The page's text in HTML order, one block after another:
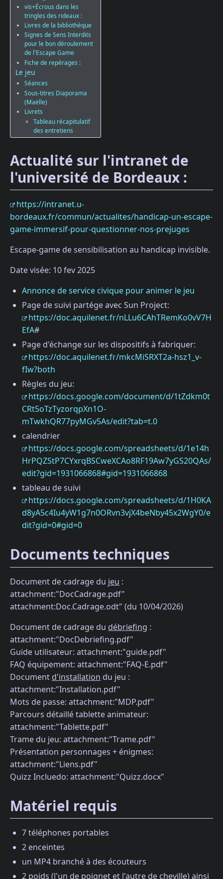
vis+Écrous dans les
tringles des rideaux :
Livres de la bibliothèque
Signes de Sens Interdits
pour le bon déroulement
de l'Escape Game
Fiche de repérages :
Le jeu
Séances
Sous-titres Diaporama
(Maëlle)
Livrets
Tableau récapitulatif
des entretiens
Actualité sur l'intranet de
l'université de Bordeaux :
https://intranet.u-
bordeaux.fr/commun/actualites/handicap-un-escape-
game-immersif-pour-questionner-nos-prejuges
Escape-game de sensibilisation au handicap invisible.
Date visée: 10 fev 2025
Annonce de service civique pour animer le jeu
Page de suivi partége avec Sun Project:
https://doc.aquilenet.fr/nLLu6CAhTRemKo0vV7H
EfA#
Page d'échange sur les dispositifs à fabriquer:
https://doc.aquilenet.fr/mkcMiSRXT2a-hsz1_v-
fIw?both
Règles du jeu:
https://docs.google.com/document/d/1tZdkm0t
CRt5oTzTyzorqpXn1O-
mTwkhQR77pyMGv5As/edit?tab=t.0
calendrier
https://docs.google.com/spreadsheets/d/1e14h
HrPQZStP7CYxrqBSCweXCAo8RF19Aw7yGS20QAs/
edit?gid=1931066868#gid=1931066868
tableau de suivi
https://docs.google.com/spreadsheets/d/1H0KA
d8yA5c4Iu4yW1g7n0ORvn3vjX4beNby45x2WgY0/e
dit?gid=0#gid=0
Documents techniques
Document de cadrage du jeu :
attachment:"DocCadrage.pdf"
attachment:Doc.Cadrage.odt" (du 10/04/2026)
Document de cadrage du débriefing :
attachment:"DocDebriefing.pdf"
Guide utilisateur: attachment:"guide.pdf"
FAQ équipement: attachment:"FAQ-E.pdf"
Document d'installation du jeu :
attachment:"Installation.pdf"
Mots de passe: attachment:"MDP.pdf"
Parcours détaillé tablette animateur:
attachment:"Tablette.pdf"
Trame du jeu: attachment:"Trame.pdf"
Présentation personnages + énigmes:
attachment:"Liens.pdf"
Quizz Incluedo: attachment:"Quizz.docx"
Matériel requis
7 téléphones portables
2 enceintes
un MP4 branché à des écouteurs
2 poids (l'un de poignet et l'autre de cheville) ainsi